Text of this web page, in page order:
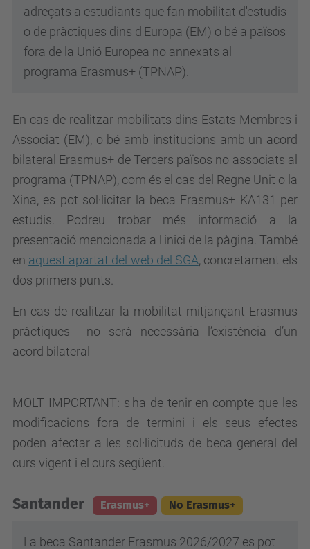
adreçats a estudiants que fan mobilitat d'estudis
o de pràctiques dins d'Europa (EM) o bé a països
fora de la Unió Europea no annexats al
programa Erasmus+ (TPNAP).
En cas de realitzar mobilitats dins Estats Membres i
Associat (EM), o bé amb institucions amb un acord
bilateral Erasmus+ de Tercers països no associats al
programa (TPNAP), com és el cas del Regne Unit o la
Xina, es pot sol·licitar la beca Erasmus+ KA131 per
estudis. Podreu trobar més informació a la
presentació mencionada a l'inici de la pàgina. També
en aquest apartat del web del SGA, concretament els
dos primers punts.
En cas de realitzar la mobilitat mitjançant Erasmus
pràctiques no serà necessària l’existència d’un
acord bilateral
MOLT IMPORTANT: s'ha de tenir en compte que les
modificacions fora de termini i els seus efectes
poden afectar a les sol·licituds de beca general del
curs vigent i el curs següent.
Santander Erasmus+ No Erasmus+
La beca Santander Erasmus 2026/2027 es pot